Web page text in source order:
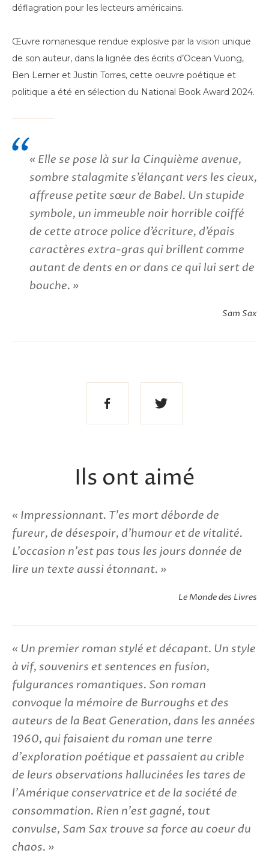
déflagration pour les lecteurs américains.
Œuvre romanesque rendue explosive par la vision unique
de son auteur, dans la lignée des écrits d’Ocean Vuong,
Ben Lerner et Justin Torres, cette oeuvre poétique et
politique a été en sélection du National Book Award 2024.
« Elle se pose là sur la Cinquième avenue,
sombre stalagmite s’élançant vers les cieux,
affreuse petite sœur de Babel. Un stupide
symbole, un immeuble noir horrible coiffé
de cette atroce police d’écriture, d’épais
caractères extra-gras qui brillent comme
autant de dents en or dans ce qui lui sert de
bouche. »
Sam Sax
Ils ont aimé
Impressionnant. T'es mort déborde de
fureur, de désespoir, d'humour et de vitalité.
L'occasion n'est pas tous les jours donnée de
lire un texte aussi étonnant.
Le Monde des Livres
Un premier roman stylé et décapant. Un style
à vif, souvenirs et sentences en fusion,
fulgurances romantiques. Son roman
convoque la mémoire de Burroughs et des
auteurs de la Beat Generation, dans les années
1960, qui faisaient du roman une terre
d'exploration poétique et passaient au crible
de leurs observations hallucinées les tares de
l'Amérique conservatrice et de la société de
consommation. Rien n'est gagné, tout
convulse, Sam Sax trouve sa force au coeur du
chaos.